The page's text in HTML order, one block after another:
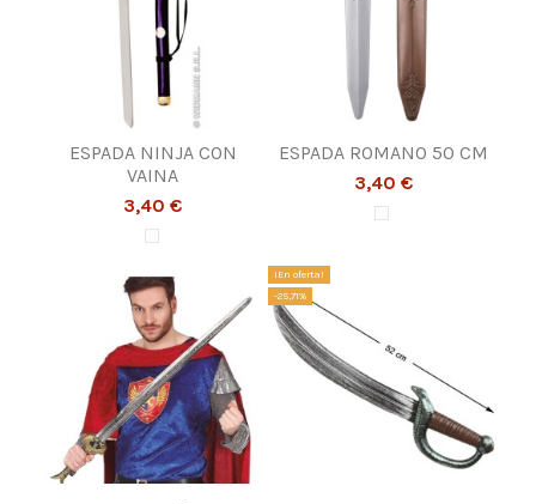
ESPADA NINJA CON
VAINA
3,40 €
ESPADA ROMANO 50 CM
3,40 €
¡En oferta!
-25,71%